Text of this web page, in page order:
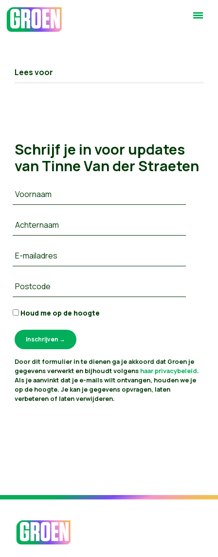
Lees voor
Schrijf je in voor updates
van Tinne Van der Straeten
Voornaam
Achternaam
E-mailadres
Postcode
Houd me op de hoogte
Door dit formulier in te dienen ga je akkoord dat Groen je
gegevens verwerkt en bijhoudt volgens haar privacybeleid.
Als je aanvinkt dat je e-mails wilt ontvangen, houden we je
op de hoogte. Je kan je gegevens opvragen, laten
verbeteren of laten verwijderen.